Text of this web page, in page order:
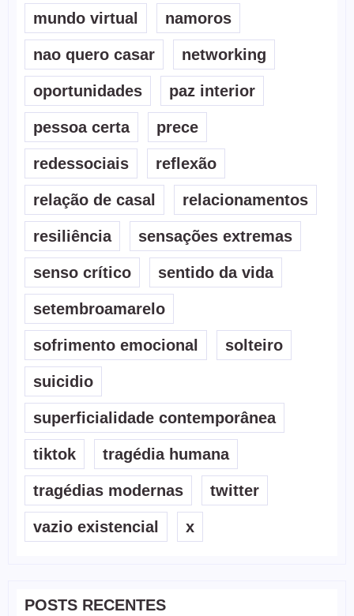
mundo virtual namoros
nao quero casar networking
oportunidades paz interior
pessoa certa prece
redessociais reflexão
relação de casal relacionamentos
resiliência sensações extremas
senso crítico sentido da vida
setembroamarelo
sofrimento emocional solteiro
suicidio
superficialidade contemporânea
tiktok tragédia humana
tragédias modernas twitter
vazio existencial x
POSTS RECENTES